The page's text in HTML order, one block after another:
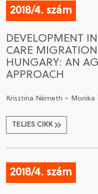
2018/4. szám
DEVELOPMENT
CARE
HUNGARY: AN
APPROACH
Krisztina Németh – Monika
TELJES CIKK
2018/4. szám